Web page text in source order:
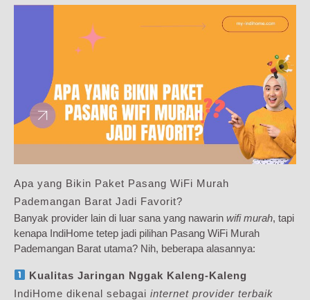
Apa yang Bikin Paket Pasang WiFi Murah
Pademangan Barat Jadi Favorit?
Banyak provider lain di luar sana yang nawarin wifi murah, tapi
kenapa IndiHome tetep jadi pilihan Pasang WiFi Murah
Pademangan Barat utama? Nih, beberapa alasannya:
Kualitas Jaringan Nggak Kaleng-Kaleng
IndiHome dikenal sebagai internet provider terbaik